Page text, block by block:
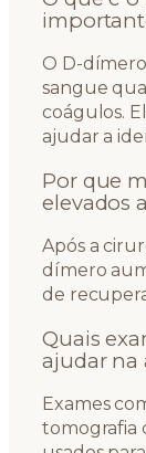
O D-
sangue
coágulos.
ajudar a
Por que
elevados
Após a
dímero
de
Quais
ajudar na
Exames
tomografia